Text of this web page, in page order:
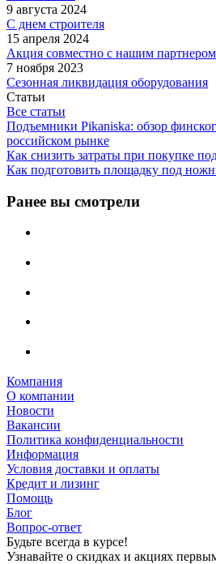
9 августа 2024
С днем строителя
15 апреля 2024
Акция совместно с нашим
7 ноября 2023
Сезонная ликвидация оборудования
Статьи
Все статьи
Подъемники Pikaniska: обзор
российском рынке
Как снизить затраты при покупке
Как подготовить площадку под
Ранее вы смотрели
Компания
О компании
Новости
Вакансии
Политика конфиденциальности
Информация
Условия доставки и оплаты
Кредит и лизинг
Помощь
Блог
Вопрос-ответ
Будьте всегда в курсе!
Узнавайте о скидках и акциях